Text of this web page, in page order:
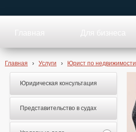
Главная Для бизнеса
Главная › Услуги › Юрист по недвижимости
Юридическая консультация
Представительство в судах